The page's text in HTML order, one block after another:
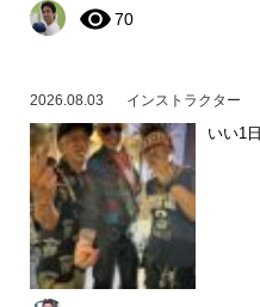
70
2026.08.03 インストラクター
いい1